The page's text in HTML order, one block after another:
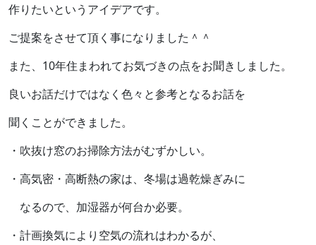
作りたいというアイデアです。
ご提案をさせて頂く事になりました＾＾
また、10年住まわれてお気づきの点をお聞きしました。
良いお話だけではなく色々と参考となるお話を
聞くことができました。
・吹抜け窓のお掃除方法がむずかしい。
・高気密・高断熱の家は、冬場は過乾燥ぎみに
なるので、加湿器が何台か必要。
・計画換気により空気の流れはわかるが、